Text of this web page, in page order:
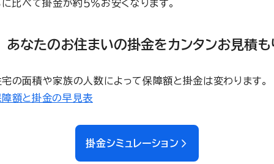
比べて掛金が約５％お安くなります。
あなたのお住まいの掛金をカンタンお見積も
の面積や家族の人数によって保障額と掛金は変わります。
障額と掛金の早見表
掛金シミュレーション